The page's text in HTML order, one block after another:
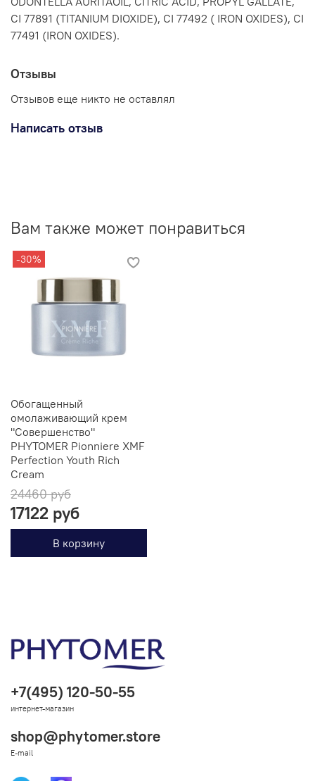
CI 77891 (TITANIUM DIOXIDE), CI 77492 ( IRON OXIDES), CI
77491 (IRON OXIDES).
Отзывы
Отзывов еще никто не оставлял
Написать отзыв
Вам также может понравиться
-30%
Обогащенный
омолаживающий крем
"Совершенство"
PHYTOMER Pionniere XMF
Perfection Youth Rich
Cream
24460 руб
17122 руб
В корзину
+7(495) 120-50-55
интернет-магазин
shop@phytomer.store
E-mail